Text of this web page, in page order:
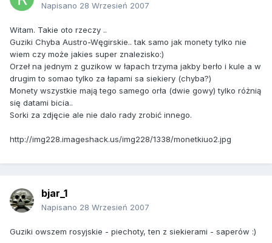
Napisano 28 Wrzesień 2007
Witam. Takie oto rzeczy ..
Guziki Chyba Austro-Węgirskie.. tak samo jak monety tylko nie
wiem czy może jakies super znalezisko:)
Orzeł na jednym z guzikow w łapach trzyma jakby berło i kule a w
drugim to somao tylko za łapami sa siekiery (chyba?)
Monety wszystkie mają tego samego orła (dwie gowy) tylko różnią
się datami bicia..
Sorki za zdjęcie ale nie dalo rady zrobić innego.
http://img228.imageshack.us/img228/1338/monetkiuo2.jpg
bjar_1
Napisano 28 Wrzesień 2007
Guziki owszem rosyjskie - piechoty, ten z siekierami - saperów :)